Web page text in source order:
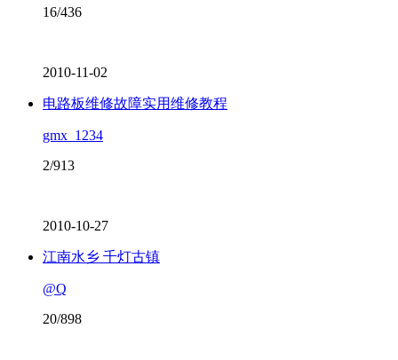
16/436
2010-11-02
电路板维修故障实用维修教程
gmx_1234
2/913
2010-10-27
江南水乡 千灯古镇
@Q
20/898